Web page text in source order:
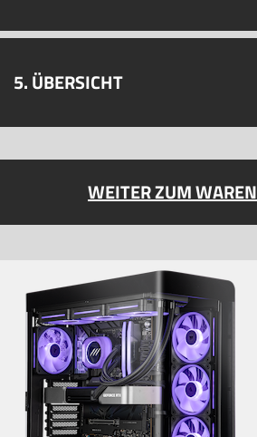
5. ÜBERSICHT
WEITER ZUM